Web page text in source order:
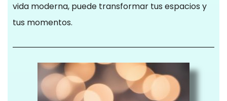
vida moderna, puede transformar tus espacios y
tus momentos.